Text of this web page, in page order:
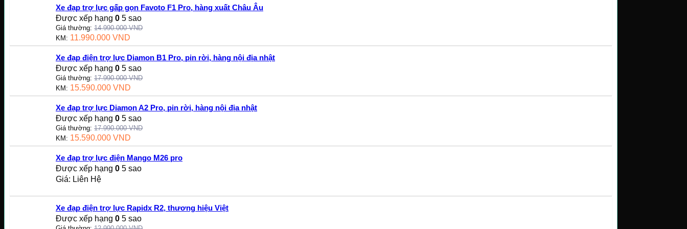
Xe đạp trợ lực gấp gọn Favoto F1 Pro, hàng xuất Châu Âu
Được xếp hạng 0 5 sao
Giá thường: 14.990.000VND
KM: 11.990.000 VND
Xe đạp điện trợ lực Diamon B1 Pro, pin rời, hàng nội địa nhật
Được xếp hạng 0 5 sao
Giá thường: 17.990.000VND
KM: 15.590.000 VND
Xe đạp trợ lực Diamon A2 Pro, pin rời, hàng nội địa nhật
Được xếp hạng 0 5 sao
Giá thường: 17.990.000VND
KM: 15.590.000 VND
Xe đạp trợ lực điện Mango M26 pro
Được xếp hạng 0 5 sao
Giá: Liên Hệ
Xe đạp điện trợ lực Rapidx R2, thương hiệu Việt
Được xếp hạng 0 5 sao